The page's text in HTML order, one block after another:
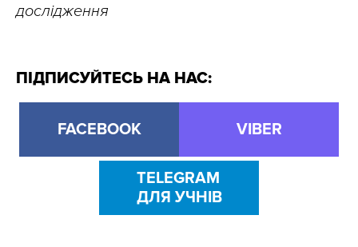
дослідження
ПІДПИСУЙТЕСЬ НА НАС:
FACEBOOK VIBER
TELEGRAM
ДЛЯ УЧНІВ